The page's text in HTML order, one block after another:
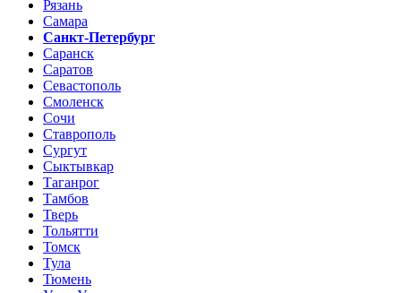
Рязань
Самара
Санкт-Петербург
Саранск
Саратов
Севастополь
Смоленск
Сочи
Ставрополь
Сургут
Сыктывкар
Таганрог
Тамбов
Тверь
Тольятти
Томск
Тула
Тюмень